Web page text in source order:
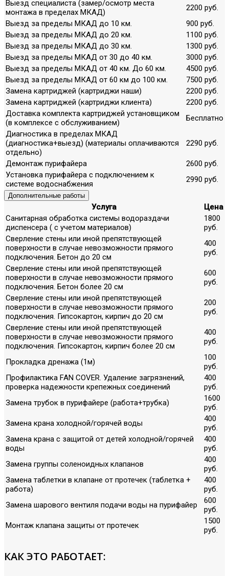
Выезд специалиста (замер/осмотр места
монтажа в пределах МКАД)
2200 руб.
Выезд за пределы МКАД до 10 км.
900 руб.
Выезд за пределы МКАД до 20 км.
1100 руб.
Выезд за пределы МКАД до 30 км.
1300 руб.
Выезд за пределы МКАД от 30 до 40 км.
3000 руб.
Выезд за пределы МКАД от 40 км. До 60 км.
4500 руб.
Выезд за пределы МКАД от 60 км до 100 км.
7500 руб.
Замена картриджей (картриджи наши)
2200 руб.
Замена картриджей (картриджи клиента)
2200 руб.
Доставка комплекта картриджей установщиком
(в комплексе с обслуживанием)
Бесплатно
Диагностика в пределах МКАД
(диагностика+выезд) (материалы оплачиваются
отдельно)
2290 руб.
Демонтаж пурифайера
2600 руб.
Установка пурифайера с подключением к
системе водоснабжения
2990 руб.
Дополнительные работы
Услуга
Цена
Санитарная обработка системы водораздачи
диспенсера ( с учетом материалов)
1800
руб.
Сверление стены или иной препятствующей
поверхности в случае невозможности прямого
подключения. Бетон до 20 см
400
руб.
Сверление стены или иной препятствующей
поверхности в случае невозможности прямого
подключения. Бетон более 20 см
600
руб.
Сверление стены или иной препятствующей
поверхности в случае невозможности прямого
подключения. Гипсокартон, кирпич до 20 см
200
руб.
Сверление стены или иной препятствующей
поверхности в случае невозможности прямого
подключения. Гипсокартон, кирпич более 20 см
400
руб.
Прокладка дренажа (1м)
100
руб.
Профилактика FAN COVER. Удаление загрязнений,
проверка надежности крепежных соединений
400
руб.
Замена трубок в пурифайере (работа+трубка)
1600
руб.
Замена крана холодной/горячей воды
400
руб.
Замена крана с защитой от детей холодной/горячей
воды
400
руб.
Замена группы соленоидных клапанов
400
руб.
Замена таблетки в клапане от протечек (таблетка +
работа)
400
руб.
Замена шарового вентиля подачи воды на пурифайер
600
руб.
Монтаж клапана защиты от протечек
1500
руб.
КАК ЭТО РАБОТАЕТ: